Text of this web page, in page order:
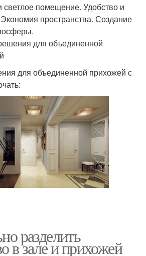
светлое помещение. Удобство и
пространства. Создание
для объединенной
для объединенной прихожей с
разделить
в зале и прихожей